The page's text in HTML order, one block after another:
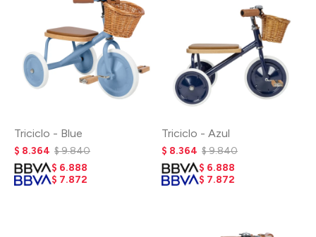
Triciclo - Blue
$ 8.364 $9.840
$ 6.888
$ 7.872
Triciclo - Azul
$ 8.364 $9.840
$ 6.888
$ 7.872